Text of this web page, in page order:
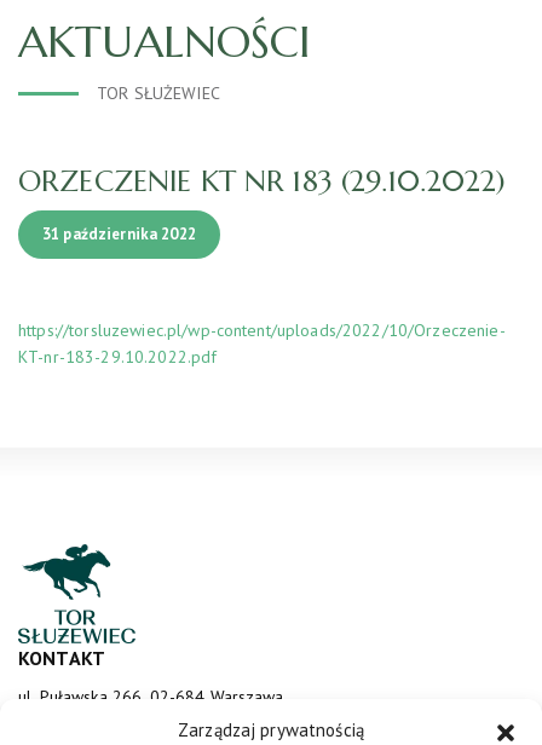
Zarządzaj prywatnością
AKTUALNOŚCI
TOR SŁUŻEWIEC
ORZECZENIE KT NR 183 (29.10.2022)
31 października 2022
https://torsluzewiec.pl/wp-content/uploads/2022/10/Orzeczenie-
KT-nr-183-29.10.2022.pdf
KONTAKT
ul. Puławska 266, 02-684 Warszawa
sluzewiec@totalizator.pl